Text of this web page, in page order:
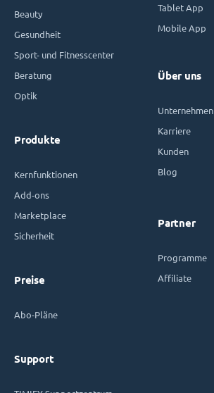
Beauty
Gesundheit
Sport- und Fitnesscenter
Beratung
Optik
Produkte
Kernfunktionen
Add-ons
Marketplace
Sicherheit
Preise
Abo-Pläne
Support
Tablet App
Mobile App
Über uns
Unternehmen
Karriere
Kunden
Blog
Partner
Programme
Affiliate